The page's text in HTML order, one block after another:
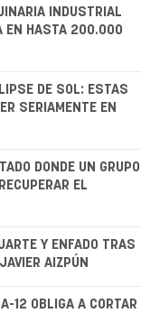
INDUSTRIAL
EN HASTA 200.000
DE SOL: ESTAS
SERIAMENTE EN
DONDE UN GRUPO
EL
Y ENFADO TRAS
AIZPÚN
12 OBLIGA A CORTAR